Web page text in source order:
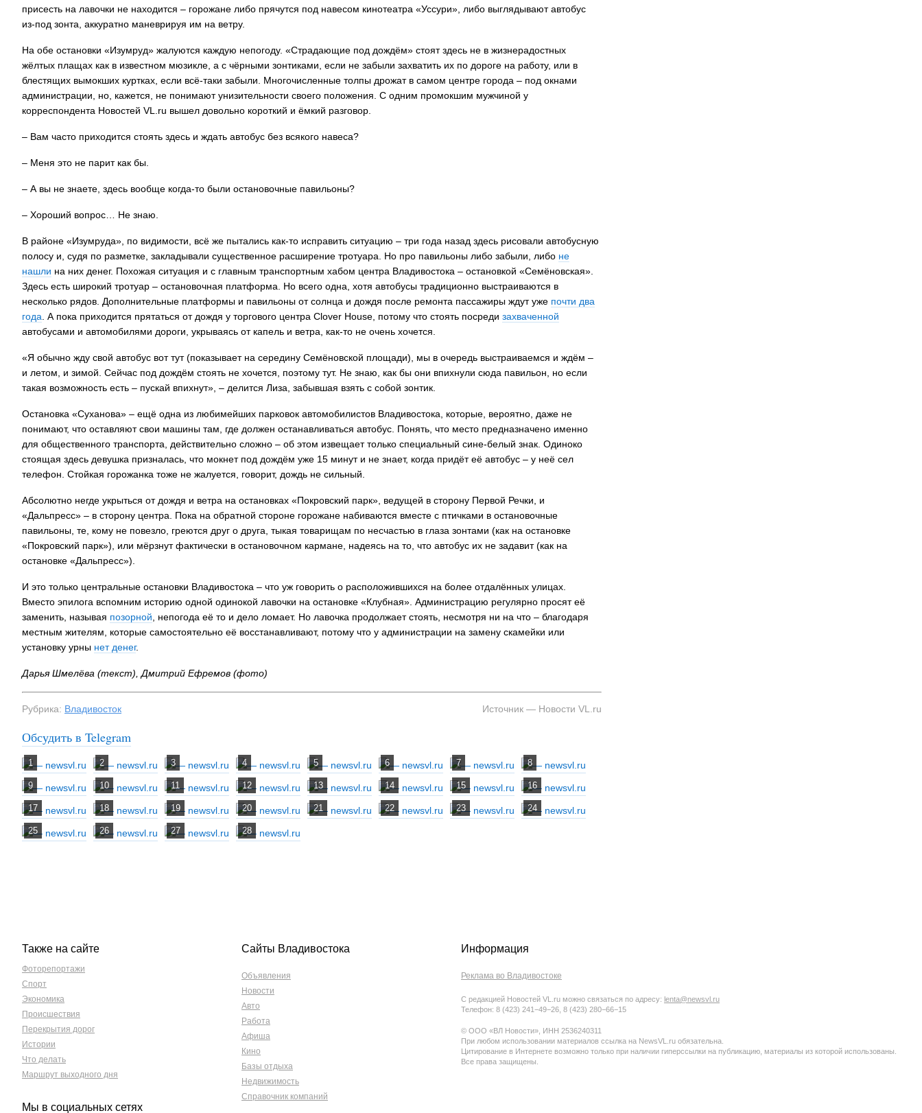
присесть на лавочки не находится – горожане либо прячутся под навесом кинотеатра «Уссури», либо выглядывают автобус
из-под зонта, аккуратно маневрируя им на ветру.
На обе остановки «Изумруд» жалуются каждую непогоду. «Страдающие под дождём» стоят здесь не в жизнерадостных
жёлтых плащах как в известном мюзикле, а с чёрными зонтиками, если не забыли захватить их по дороге на работу, или в
блестящих вымокших куртках, если всё-таки забыли. Многочисленные толпы дрожат в самом центре города – под окнами
администрации, но, кажется, не понимают унизительности своего положения. С одним промокшим мужчиной у
корреспондента Новостей VL.ru вышел довольно короткий и ёмкий разговор.
– Вам часто приходится стоять здесь и ждать автобус без всякого навеса?
– Меня это не парит как бы.
– А вы не знаете, здесь вообще когда-то были остановочные павильоны?
– Хороший вопрос… Не знаю.
В районе «Изумруда», по видимости, всё же пытались как-то исправить ситуацию – три года назад здесь рисовали автобусную
полосу и, судя по разметке, закладывали существенное расширение тротуара. Но про павильоны либо забыли, либо не
нашли на них денег. Похожая ситуация и с главным транспортным хабом центра Владивостока – остановкой «Семёновская».
Здесь есть широкий тротуар – остановочная платформа. Но всего одна, хотя автобусы традиционно выстраиваются в
несколько рядов. Дополнительные платформы и павильоны от солнца и дождя после ремонта пассажиры ждут уже почти два
года . А пока приходится прятаться от дождя у торгового центра Clover House, потому что стоять посреди захваченной
автобусами и автомобилями дороги, укрываясь от капель и ветра, как-то не очень хочется.
«Я обычно жду свой автобус вот тут (показывает на середину Семёновской площади), мы в очередь выстраиваемся и ждём –
и летом, и зимой. Сейчас под дождём стоять не хочется, поэтому тут. Не знаю, как бы они впихнули сюда павильон, но если
такая возможность есть – пускай впихнут», – делится Лиза, забывшая взять с собой зонтик.
Остановка «Суханова» – ещё одна из любимейших парковок автомобилистов Владивостока, которые, вероятно, даже не
понимают, что оставляют свои машины там, где должен останавливаться автобус. Понять, что место предназначено именно
для общественного транспорта, действительно сложно – об этом извещает только специальный сине-белый знак. Одиноко
стоящая здесь девушка призналась, что мокнет под дождём уже 15 минут и не знает, когда придёт её автобус – у неё сел
телефон. Стойкая горожанка тоже не жалуется, говорит, дождь не сильный.
Абсолютно негде укрыться от дождя и ветра на остановках «Покровский парк», ведущей в сторону Первой Речки, и
«Дальпресс» – в сторону центра. Пока на обратной стороне горожане набиваются вместе с птичками в остановочные
павильоны, те, кому не повезло, греются друг о друга, тыкая товарищам по несчастью в глаза зонтами (как на остановке
«Покровский парк»), или мёрзнут фактически в остановочном кармане, надеясь на то, что автобус их не задавит (как на
остановке «Дальпресс»).
И это только центральные остановки Владивостока – что уж говорить о расположившихся на более отдалённых улицах.
Вместо эпилога вспомним историю одной одинокой лавочки на остановке «Клубная». Администрацию регулярно просят её
заменить, называя позорной , непогода её то и дело ломает. Но лавочка продолжает стоять, несмотря ни на что – благодаря
местным жителям, которые самостоятельно её восстанавливают, потому что у администрации на замену скамейки или
установку урны нет денег.
Дарья Шмелёва (текст), Дмитрий Ефремов (фото)
Рубрика: Владивосток Источник — Новости VL.ru
Обсудить в Telegram
Также на сайте
Фоторепортажи
Спорт
Экономика
Происшествия
Перекрытия дорог
Истории
Что делать
Маршрут выходного дня
Мы в социальных сетях
Сайты Владивостока
Объявления
Новости
Авто
Работа
Афиша
Кино
Базы отдыха
Недвижимость
Справочник компаний
Информация
Реклама во Владивостоке
С редакцией Новостей VL.ru можно связаться по адресу: lenta@newsvl.ru
Телефон: 8 (423) 241−49−26, 8 (423) 280−66−15
© ООО «ВЛ Новости», ИНН 2536240311
При любом использовании материалов ссылка на NewsVL.ru обязательна.
Цитирование в Интернете возможно только при наличии гиперссылки на публикацию, материалы из которой использованы.
Все права защищены.